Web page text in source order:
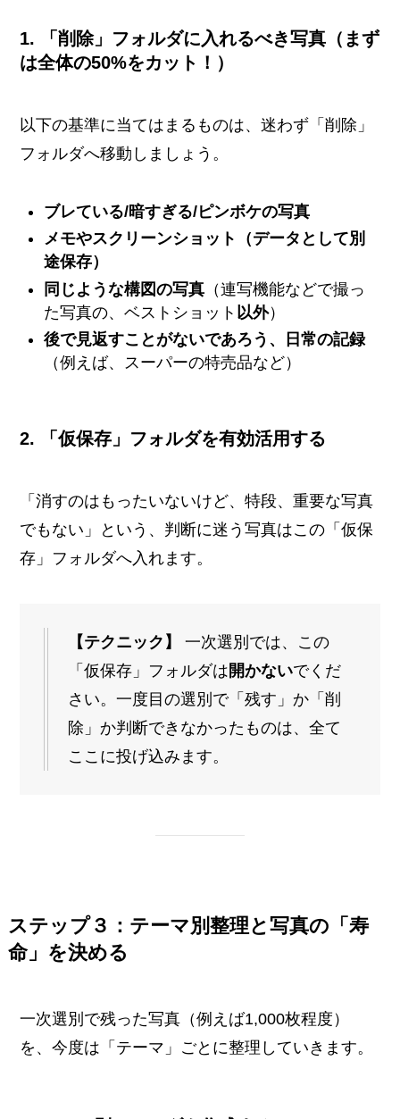
1. 「削除」フォルダに入れるべき写真（まず
は全体の50%をカット！）
以下の基準に当てはまるものは、迷わず「削除」
フォルダへ移動しましょう。
ブレている/暗すぎる/ピンボケの写真
メモやスクリーンショット（データとして別
途保存）
同じような構図の写真 （連写機能などで撮っ
た写真の、ベストショット 以外）
後で見返すことがないであろう、日常の記録
（例えば、スーパーの特売品など）
2. 「仮保存」フォルダを有効活用する
「消すのはもったいないけど、特段、重要な写真
でもない」という、判断に迷う写真はこの「仮保
存」フォルダへ入れます。
【テクニック】
一次選別では、この
「仮保存」フォルダは 開かないでくだ
さい。一度目の選別で「残す」か「削
除」か判断できなかったものは、全て
ここに投げ込みます。
ステップ３：テーマ別整理と写真の「寿
命」を決める
一次選別で残った写真（例えば1,000枚程度）
を、今度は「テーマ」ごとに整理していきます。